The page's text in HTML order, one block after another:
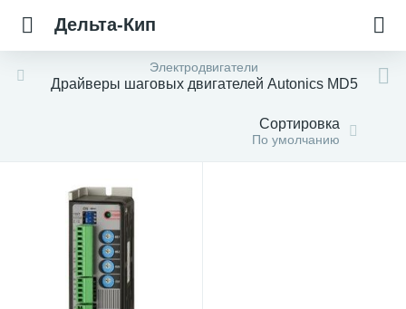
Дельта-Кип
Электродвигатели
Драйверы шаговых двигателей Autonics MD5
Сортировка
По умолчанию